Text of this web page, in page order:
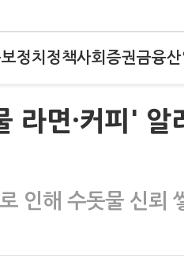
정치 정책사회 증권금융산
라면·커피'
인해 수돗물 신뢰